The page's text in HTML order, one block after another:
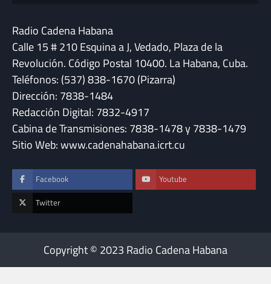
Radio Cadena Habana
Calle 15 # 210 Esquina a J, Vedado, Plaza de la
Revolución. Código Postal 10400. La Habana, Cuba.
Teléfonos: (537) 838-1670 (Pizarra)
Dirección: 7838-1484
Redacción Digital: 7832-4917
Cabina de Transmisiones: 7838-1478 y 7838-1479
Sitio Web: www.cadenahabana.icrt.cu
Facebook Youtube
Twitter